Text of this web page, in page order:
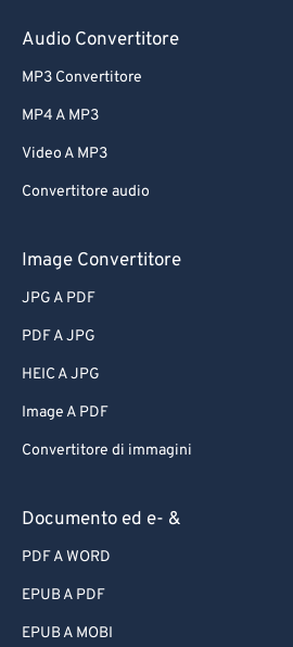
Audio Convertitore
MP3 Convertitore
MP4 A MP3
Video A MP3
Convertitore audio
Image Convertitore
JPG A PDF
PDF A JPG
HEIC A JPG
Image A PDF
Convertitore di immagini
Documento ed e- &
PDF A WORD
EPUB A PDF
EPUB A MOBI